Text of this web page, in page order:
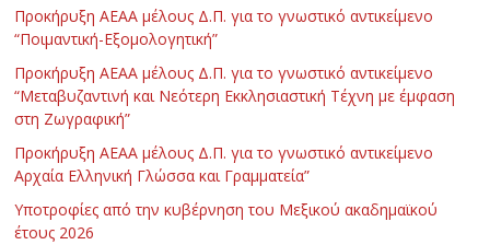
Προκήρυξη ΑΕΑΑ μέλους Δ.Π. για το γνωστικό αντικείμενο
“Ποιμαντική-Εξομολογητική”
Προκήρυξη ΑΕΑΑ μέλους Δ.Π. για το γνωστικό αντικείμενο
“Μεταβυζαντινή και Νεότερη Εκκλησιαστική Τέχνη με έμφαση
στη Ζωγραφική”
Προκήρυξη ΑΕΑΑ μέλους Δ.Π. για το γνωστικό αντικείμενο
Αρχαία Ελληνική Γλώσσα και Γραμματεία”
Υποτροφίες από την κυβέρνηση του Μεξικού ακαδημαϊκού
έτους 2026